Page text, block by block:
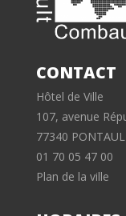
CONTACT
Hôtel de Ville
107, avenue
77340
01 70 05 47 00
Plan de la ville